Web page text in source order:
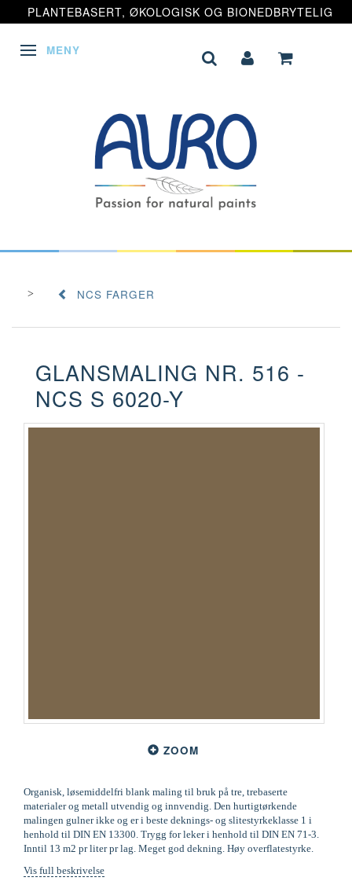
PLANTEBASERT, ØKOLOGISK OG BIONEDBRYTELIG
VEKSLE NAVIGASJON
MENY
NCS FARGER
GLANSMALING NR. 516 -
NCS S 6020-Y
ZOOM
Organisk, løsemiddelfri blank maling til bruk på tre, trebaserte
materialer og metall utvendig og innvendig. Den hurtigtørkende
malingen gulner ikke og er i beste deknings- og slitestyrkeklasse 1 i
henhold til DIN EN 13300. Trygg for leker i henhold til DIN EN 71-3.
Inntil 13 m2 pr liter pr lag. Meget god dekning. Høy overflatestyrke.
Vis full beskrivelse